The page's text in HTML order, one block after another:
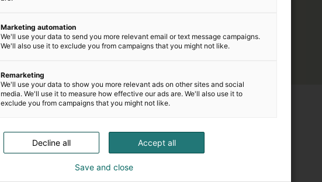
Marketing automation
We'll use your data to send you more relevant email or text message campaigns.
We'll also use it to exclude you from campaigns that you might not like.
Remarketing
We'll use your data to show you more relevant ads on other sites and social
media. We'll use it to measure how effective our ads are. We'll also use it to
exclude you from campaigns that you might not like.
Accept all
Decline all
Save and close